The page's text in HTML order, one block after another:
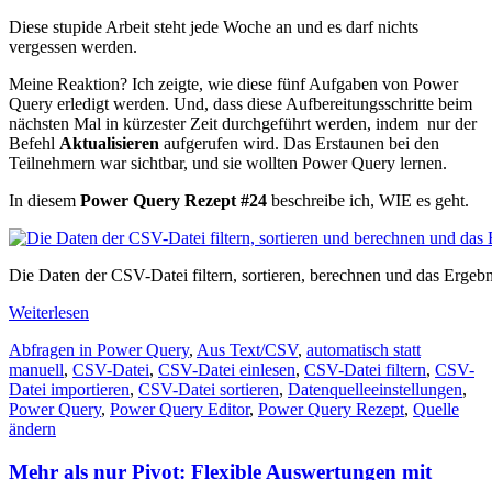
Diese stupide Arbeit steht jede Woche an und es darf nichts
vergessen werden.
Meine Reaktion? Ich zeigte, wie diese fünf Aufgaben von Power
Query erledigt werden. Und, dass diese Aufbereitungsschritte beim
nächsten Mal in kürzester Zeit durchgeführt werden, indem nur der
Befehl Aktualisieren aufgerufen wird. Das Erstaunen bei den
Teilnehmern war sichtbar, und sie wollten Power Query lernen.
In diesem Power Query Rezept #24 beschreibe ich, WIE es geht.
Die Daten der CSV-Datei filtern, sortieren, berechnen und das
Weiterlesen
Abfragen in Power Query, Aus Text/CSV, automatisch statt
manuell, CSV-Datei, CSV-Datei einlesen, CSV-Datei filtern, CSV-
Datei importieren, CSV-Datei sortieren, Datenquelleeinstellungen,
Power Query, Power Query Editor, Power Query Rezept, Quelle
ändern
Mehr als nur Pivot: Flexible Auswertungen mit